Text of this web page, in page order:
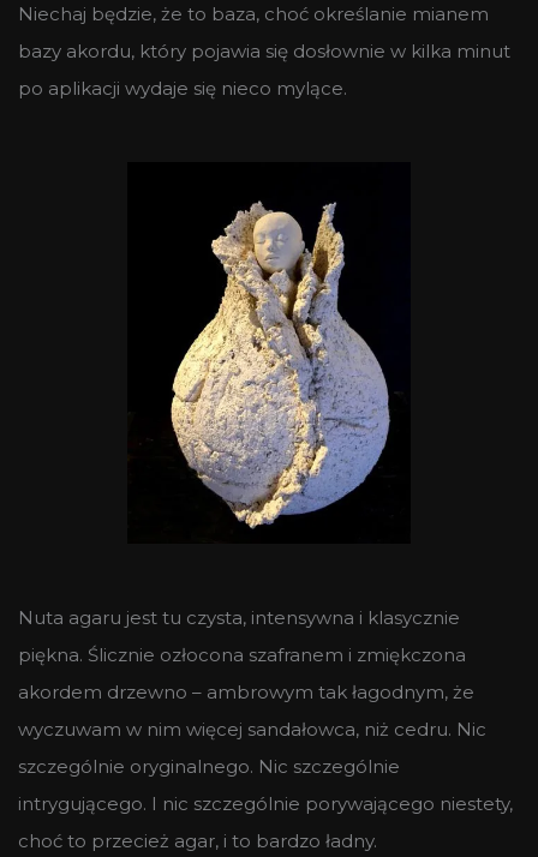
Niechaj będzie, że to baza, choć określanie mianem
bazy akordu, który pojawia się dosłownie w kilka minut
po aplikacji wydaje się nieco mylące.
Nuta agaru jest tu czysta, intensywna i klasycznie
piękna. Ślicznie ozłocona szafranem i zmiękczona
akordem drzewno – ambrowym tak łagodnym, że
wyczuwam w nim więcej sandałowca, niż cedru. Nic
szczególnie oryginalnego. Nic szczególnie
intrygującego. I nic szczególnie porywającego niestety,
choć to przecież agar, i to bardzo ładny.